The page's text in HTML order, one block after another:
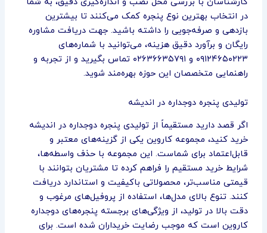
در انتخاب بهترین نوع پنجره کمک می‌کنند تا بیشترین
بازدهی و صرفه‌جویی را داشته باشید. جهت دریافت مشاوره
رایگان و برآورد دقیق هزینه، می‌توانید با شماره‌های
۰۹۱۲۴۶۵۰۲۲۳ و ۰۲۶۳۶۶۳۵۷۹۱ تماس بگیرید و از تجربه و
راهنمایی متخصصان این حوزه بهره‌مند شوید.
تولیدی پنجره دوجداره در اندیشه
اگر قصد دارید مستقیماً از تولیدی پنجره دوجداره در اندیشه
خرید کنید، مجموعه کاروین یکی از گزینه‌های معتبر و
قابل‌اعتماد برای شماست. این مجموعه با حذف واسطه‌ها،
شرایط خرید مستقیم را فراهم کرده تا مشتریان بتوانند با
قیمتی مناسب‌تر، محصولاتی باکیفیت و استاندارد دریافت
کنند. تنوع بالای مدل‌ها، استفاده از پروفیل‌های مرغوب و
دقت بالا در تولید، از ویژگی‌های برجسته پنجره‌های دوجداره
کاروین است که موجب رضایت خریداران شده است. برای